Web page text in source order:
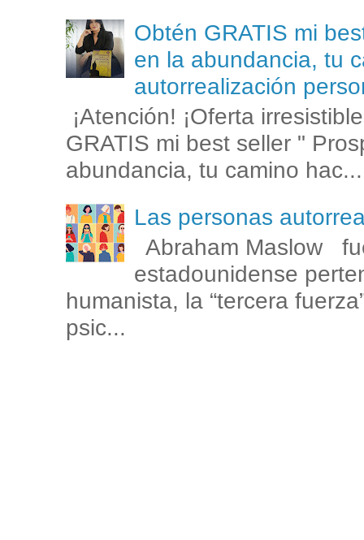
Obtén GRATIS mi
en la abundancia, tu
autorrealización
¡Atención! ¡Oferta
GRATIS mi best seller "
abundancia, tu camino hac...
Las personas
Abraham Maslow
estadounidense
humanista, la “tercera
psic...